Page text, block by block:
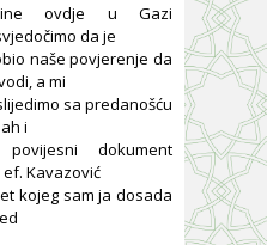
ovdje u Gazi
da je
naše povjerenje da
a mi
sa predanošću
i
dokument
Kavazović
kojeg sam ja dosada